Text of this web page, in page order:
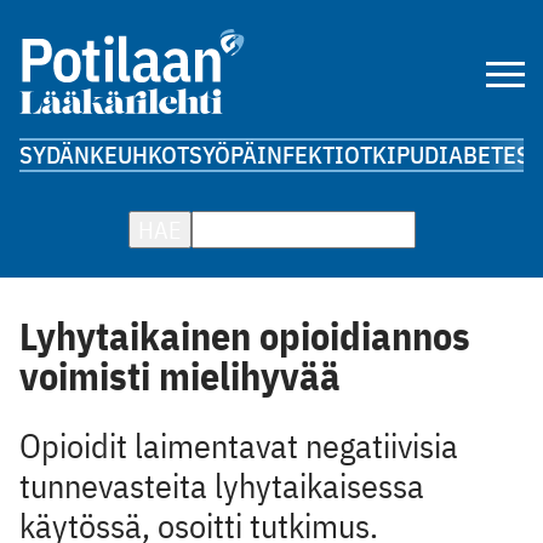
SYDÄNKEUHKOTSYÖPÄINFEKTIOTKIPUDIABETES
Lyhytaikainen opioidiannos
voimisti mielihyvää
Opioidit laimentavat negatiivisia
tunnevasteita lyhytaikaisessa
käytössä, osoitti tutkimus.